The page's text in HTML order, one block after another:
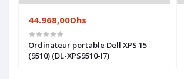
44.968,00Dhs
Ordinateur portable Dell XPS 15
(9510) (DL-XPS9510-I7)